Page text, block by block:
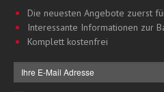
Die neuesten Angebote zuerst
Interessante Informationen zur
Komplett kostenfrei